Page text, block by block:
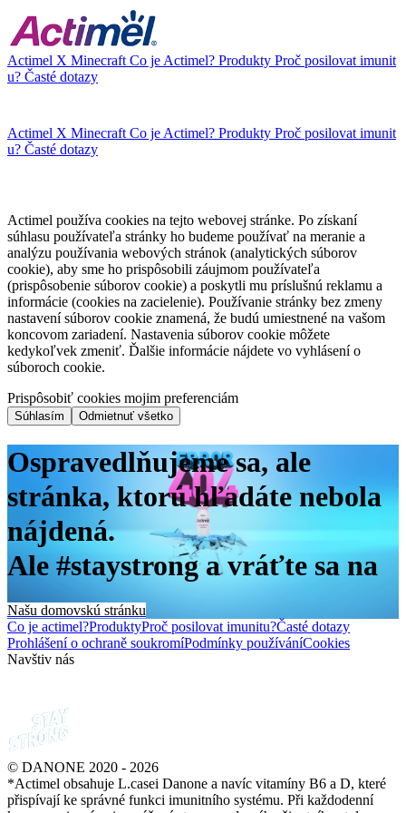
Actimel X Minecraft Co je Actimel? Produkty Proč posilovat imunit
u? Časté dotazy
Actimel X Minecraft Co je Actimel? Produkty Proč posilovat imunit
u? Časté dotazy
Actimel používa cookies na tejto webovej stránke. Po získaní
súhlasu používateľa stránky ho budeme používať na meranie a
analýzu používania webových stránok (analytických súborov
cookie), aby sme ho prispôsobili záujmom používateľa
(prispôsobenie súborov cookie) a poskytli mu príslušnú reklamu a
informácie (cookies na zacielenie). Používanie stránky bez zmeny
nastavení súborov cookie znamená, že budú umiestnené na vašom
koncovom zariadení. Nastavenia súborov cookie môžete
kedykoľvek zmeniť. Ďalšie informácie nájdete vo vyhlásení o
súboroch cookie.
Prispôsobiť cookies mojim preferenciám
Súhlasím Odmietnuť všetko
Ospravedlňujeme sa, ale
stránka, ktorú hľadáte nebola
nájdená.
Ale #staystrong a vráťte sa na
Našu domovskú stránku
Co je actimel?ProduktyProč posilovat imunitu?Časté dotazy
Prohlášení o ochraně soukromíPodmínky používáníCookies
Navštiv nás
© DANONE 2020 - 2026
*Actimel obsahuje L.casei Danone a navíc vitamíny B6 a D, které
přispívají ke správné funkci imunitního systému. Při každodenní